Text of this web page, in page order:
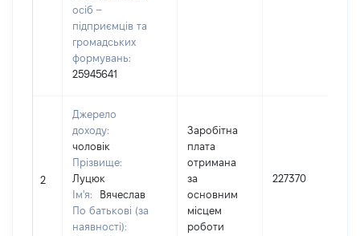
осіб –
підприємців та
громадських
формувань:
25945641
2
Джерело
доходу:
чоловік
Прізвище:
Луцюк
Ім'я:
Вячеслав
По батькові (за
наявності):
Заробітна
плата
отримана
за
основним
місцем
роботи
227370